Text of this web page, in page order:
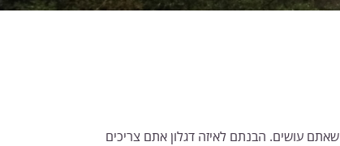
עושים. הבנתם לאיזה דגלון אתם צריכים